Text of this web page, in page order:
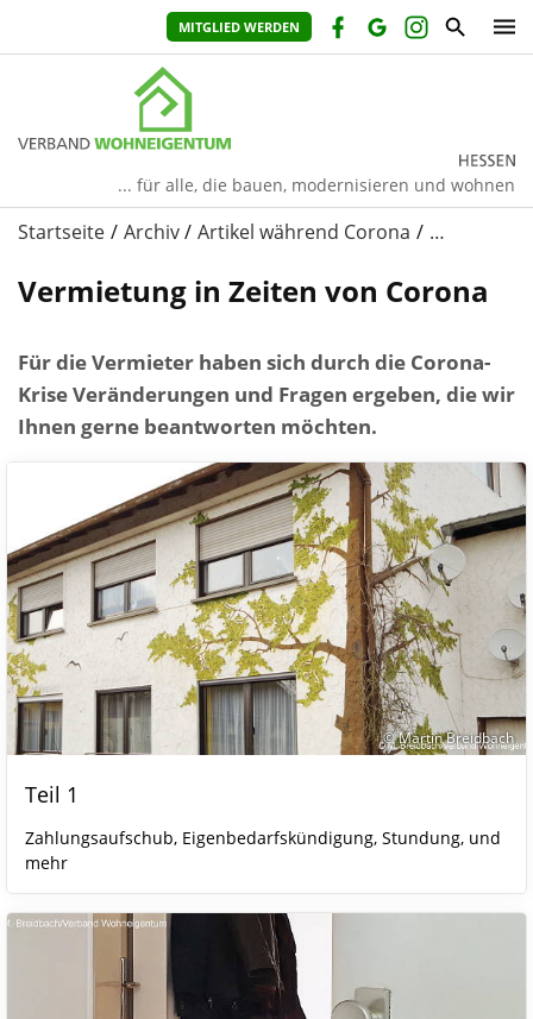
MITGLIED WERDEN
... für alle, die bauen, modernisieren und wohnen
Startseite Archiv Artikel während Corona …
Vermietung in Zeiten von Corona
Für die Vermieter haben sich durch die Corona-
Krise Veränderungen und Fragen ergeben, die wir
Ihnen gerne beantworten möchten.
© Martin Breidbach
Teil 1
Zahlungsaufschub, Eigenbedarfskündigung, Stundung, und
mehr